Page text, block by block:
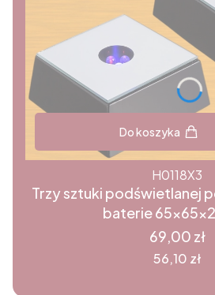
Do koszyka
H0118X3
Trzy sztuki podświetlanej
baterie
Cena
69,00 zł
Cena
56,10 zł